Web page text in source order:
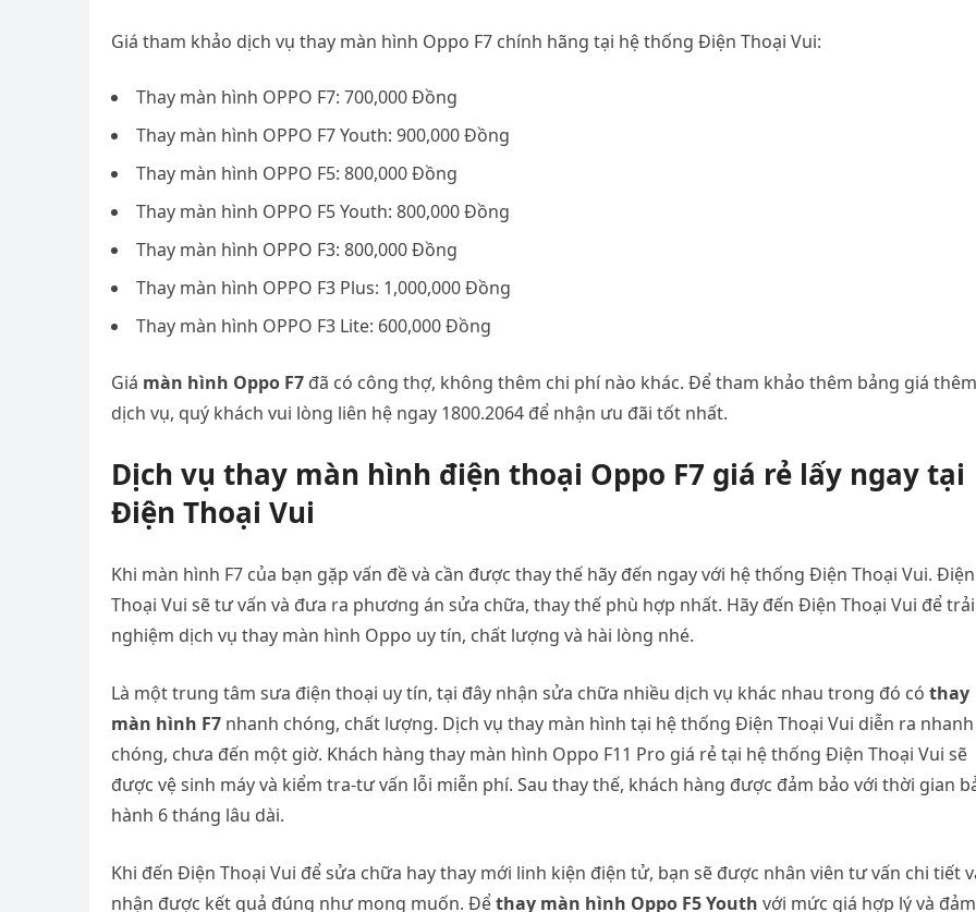
Giá tham khảo dịch vụ thay màn hình Oppo F7 chính hãng tại hệ thống Điện Thoại Vui:
Thay màn hình OPPO F7: 700,000 Đồng
Thay màn hình OPPO F7 Youth: 900,000 Đồng
Thay màn hình OPPO F5: 800,000 Đồng
Thay màn hình OPPO F5 Youth: 800,000 Đồng
Thay màn hình OPPO F3: 800,000 Đồng
Thay màn hình OPPO F3 Plus: 1,000,000 Đồng
Thay màn hình OPPO F3 Lite: 600,000 Đồng
Giá màn hình Oppo F7 đã có công thợ, không thêm chi phí nào khác. Để tham khảo thêm bảng giá thêm
dịch vụ, quý khách vui lòng liên hệ ngay 1800.2064 để nhận ưu đãi tốt nhất.
Dịch vụ thay màn hình điện thoại Oppo F7 giá rẻ lấy ngay tại
Điện Thoại Vui
Khi màn hình F7 của bạn gặp vấn đề và cần được thay thế hãy đến ngay với hệ thống Điện Thoại Vui. Điện
Thoại Vui sẽ tư vấn và đưa ra phương án sửa chữa, thay thế phù hợp nhất. Hãy đến Điện Thoại Vui để trải
nghiệm dịch vụ thay màn hình Oppo uy tín, chất lượng và hài lòng nhé.
Là một trung tâm sưa điện thoại uy tín, tại đây nhận sửa chữa nhiều dịch vụ khác nhau trong đó có thay
màn hình F7 nhanh chóng, chất lượng. Dịch vụ thay màn hình tại hệ thống Điện Thoại Vui diễn ra nhanh
chóng, chưa đến một giờ. Khách hàng thay màn hình Oppo F11 Pro giá rẻ tại hệ thống Điện Thoại Vui sẽ
được vệ sinh máy và kiểm tra-tư vấn lỗi miễn phí. Sau thay thế, khách hàng được đảm bảo với thời gian
hành 6 tháng lâu dài.
Khi đến Điện Thoại Vui để sửa chữa hay thay mới linh kiện điện tử, bạn sẽ được nhân viên tư vấn chi tiết
nhận được kết quả đúng như mong muốn. Đểthay màn hình Oppo F5 Youth với mức giá hợp lý và đảm